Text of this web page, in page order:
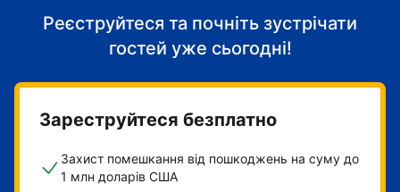
Реєструйтеся та почніть зустрічати
гостей уже сьогодні!
Зареструйтеся безплатно
Захист помешкання від пошкоджень на суму до
1 млн доларів США